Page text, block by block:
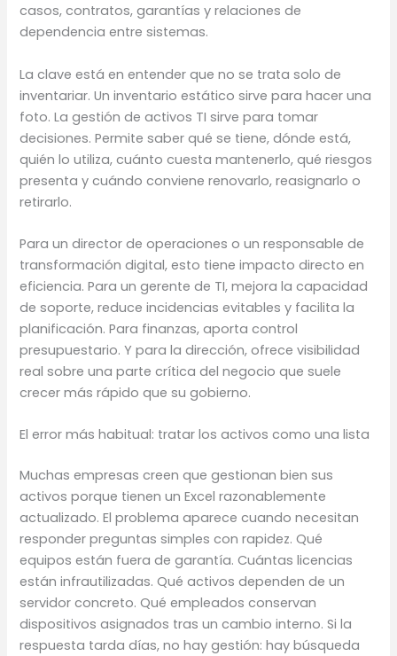
casos, contratos, garantías y relaciones de
dependencia entre sistemas.
La clave está en entender que no se trata solo de
inventariar. Un inventario estático sirve para hacer una
foto. La gestión de activos TI sirve para tomar
decisiones. Permite saber qué se tiene, dónde está,
quién lo utiliza, cuánto cuesta mantenerlo, qué riesgos
presenta y cuándo conviene renovarlo, reasignarlo o
retirarlo.
Para un director de operaciones o un responsable de
transformación digital, esto tiene impacto directo en
eficiencia. Para un gerente de TI, mejora la capacidad
de soporte, reduce incidencias evitables y facilita la
planificación. Para finanzas, aporta control
presupuestario. Y para la dirección, ofrece visibilidad
real sobre una parte crítica del negocio que suele
crecer más rápido que su gobierno.
El error más habitual: tratar los activos como una lista
Muchas empresas creen que gestionan bien sus
activos porque tienen un Excel razonablemente
actualizado. El problema aparece cuando necesitan
responder preguntas simples con rapidez. Qué
equipos están fuera de garantía. Cuántas licencias
están infrautilizadas. Qué activos dependen de un
servidor concreto. Qué empleados conservan
dispositivos asignados tras un cambio interno. Si la
respuesta tarda días, no hay gestión: hay búsqueda